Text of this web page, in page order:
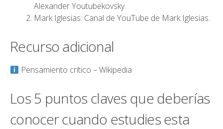
Alexander Youtubekovsky.
Mark Iglesias: Canal de YouTube de Mark Iglesias.
Recurso adicional
Pensamiento crítico – Wikipedia
Los 5 puntos claves que deberías
conocer cuando estudies esta